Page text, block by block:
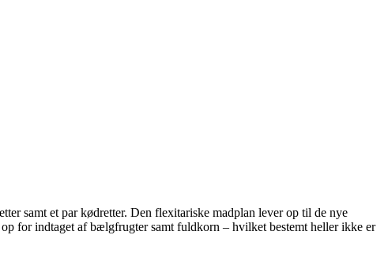
samt et par kødretter. Den flexitariske madplan lever op til de nye
for indtaget af bælgfrugter samt fuldkorn – hvilket bestemt heller ikke er